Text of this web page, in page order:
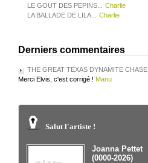
LE GOUT DES PEPINS...
Charlie
LA BALLADE DE LILA...
Charlie
Derniers commentaires
THE GREAT TEXAS DYNAMITE CHASE
Merci Elvis, c'est corrigé ! Manu
Salut l'artiste !
Joanna Pettet
(0000-2026)